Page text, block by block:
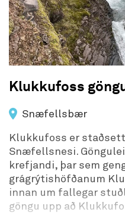
Klukkufoss
Snæfellsbær
Klukkufoss er
Snæfellsnesi.
krefjandi, þar sem
grágrýtishöfðanum
innan um fallegar
göngu upp að